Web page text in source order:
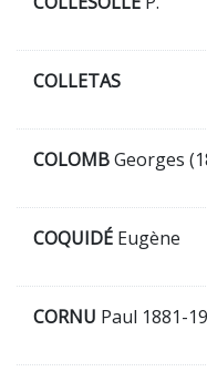
COLLETAS
COLOMBGeorges
COQUIDÉ Eugène
CORNU Paul 1881-